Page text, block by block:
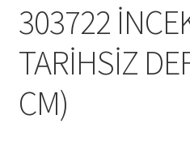
303722
TARİHSİZ
CM)